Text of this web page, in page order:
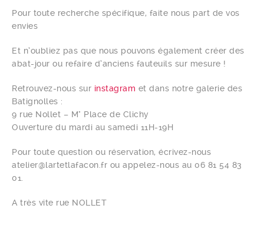
Pour toute recherche spécifique, faite nous part de vos
envies
Et n’oubliez pas que nous pouvons également créer des
abat-jour ou refaire d’anciens fauteuils sur mesure !
Retrouvez-nous sur instagram et dans notre galerie des
Batignolles :
9 rue Nollet – M° Place de Clichy
Ouverture du mardi au samedi 11H-19H
Pour toute question ou réservation, écrivez-nous
atelier@lartetlafacon.fr ou appelez-nous au 06 81 54 83
01.
A très vite rue NOLLET